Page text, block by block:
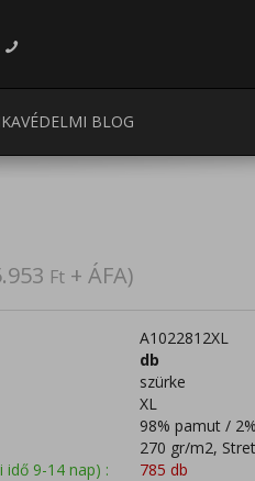
BLOG
Ft + ÁFA)
A1022812XL
db
szürke
XL
98% pamut /
270 gr/m2,
idő 9-14 nap) : 785 db